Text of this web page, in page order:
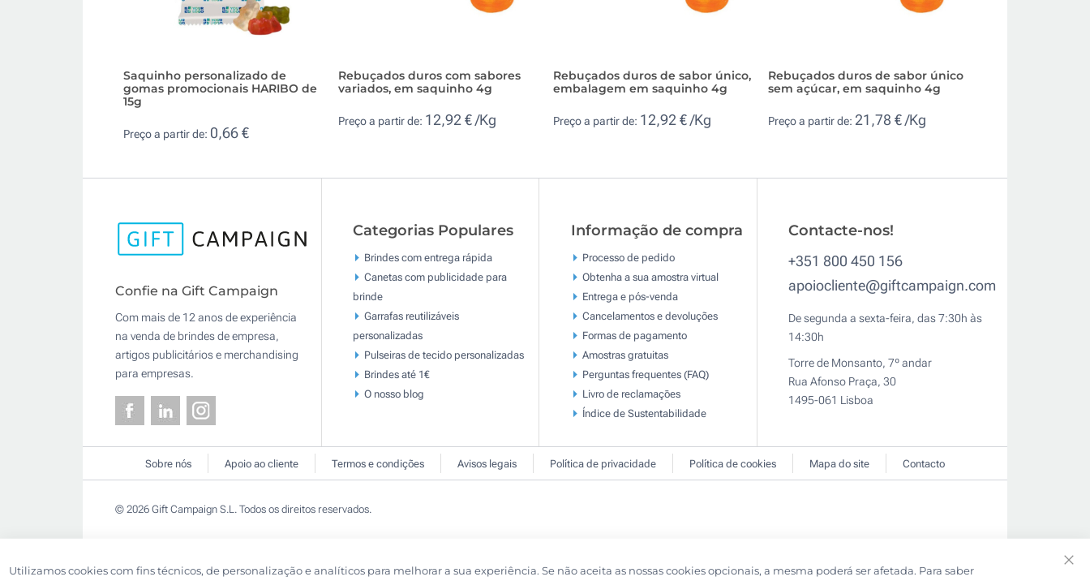
Saquinho personalizado de
gomas promocionais HARIBO de
15g
Preço a partir de: 0,66 €
Rebuçados duros com sabores
variados, em saquinho 4g
Preço a partir de: 12,92 € /Kg
Rebuçados duros de sabor único,
embalagem em saquinho 4g
Preço a partir de: 12,92 € /Kg
Rebuçados duros de sabor único
sem açúcar, em saquinho 4g
Preço a partir de: 21,78 € /Kg
Confie na Gift Campaign
Com mais de 12 anos de experiência
na venda de brindes de empresa,
artigos publicitários e merchandising
para empresas.
Categorias Populares
Brindes com entrega rápida
Canetas com publicidade para
brinde
Garrafas reutilizáveis
personalizadas
Pulseiras de tecido personalizadas
Brindes até 1€
O nosso blog
Informação de compra
Processo de pedido
Obtenha a sua amostra virtual
Entrega e pós-venda
Cancelamentos e devoluções
Formas de pagamento
Amostras gratuitas
Perguntas frequentes (FAQ)
Livro de reclamaçōes
Índice de Sustentabilidade
Contacte-nos!
+351 800 450 156
apoiocliente@giftcampaign.com
De segunda a sexta-feira, das 7:30h às
14:30h
Torre de Monsanto, 7º andar
Rua Afonso Praça, 30
1495-061 Lisboa
Sobre nós Apoio ao cliente Termos e condições Avisos legais Política de privacidade Política de cookies Mapa do site Contacto
© 2026 Gift Campaign S.L. Todos os direitos reservados.
Utilizamos cookies com fins técnicos, de personalização e analíticos para melhorar a sua experiência. Se não aceita as nossas cookies opcionais, a mesma poderá ser afetada. Para saber